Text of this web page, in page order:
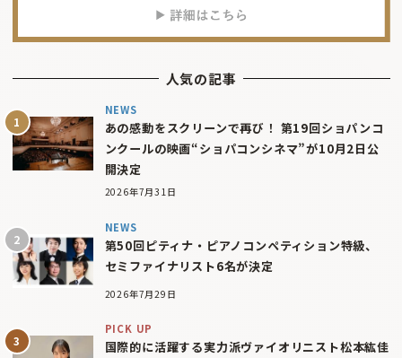
人気の記事
NEWS
あの感動をスクリーンで再び！ 第19回ショパンコ
ンクールの映画“ショパコンシネマ”が10月2日公
開決定
2026年7月31日
NEWS
第50回ピティナ・ピアノコンペティション特級、
セミファイナリスト6名が決定
2026年7月29日
PICK UP
国際的に活躍する実力派ヴァイオリニスト松本紘佳